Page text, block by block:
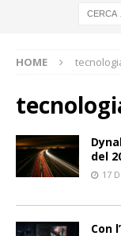
HOME
del
17
Con